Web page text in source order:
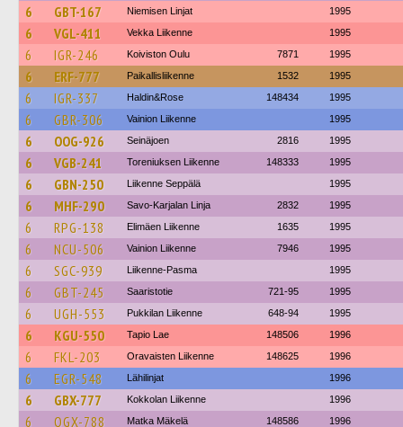
6 GBT-167 Niemisen Linjat 1995
6 VGL-411 Vekka Liikenne 1995
6 IGR-246 Koiviston Oulu 7871 1995
6 ERF-777 Paikallisliikenne 1532 1995
6 IGR-337 Haldin&Rose 148434 1995
6 GBR-306 Vainion Liikenne 1995
6 OOG-926 Seinäjoen 2816 1995
6 VGB-241 Toreniuksen Liikenne 148333 1995
6 GBN-250 Liikenne Seppälä 1995
6 MHF-290 Savo-Karjalan Linja 2832 1995
6 RPG-138 Elimäen Liikenne 1635 1995
6 NCU-506 Vainion Liikenne 7946 1995
6 SGC-939 Liikenne-Pasma 1995
6 GBT-245 Saaristotie 721-95 1995
6 UGH-553 Pukkilan Liikenne 648-94 1995
6 KGU-550 Tapio Lae 148506 1996
6 FKL-203 Oravaisten Liikenne 148625 1996
6 EGR-548 Lähilinjat 1996
6 GBX-777 Kokkolan Liikenne 1996
6 OGX-788 Matka Mäkelä 148586 1996